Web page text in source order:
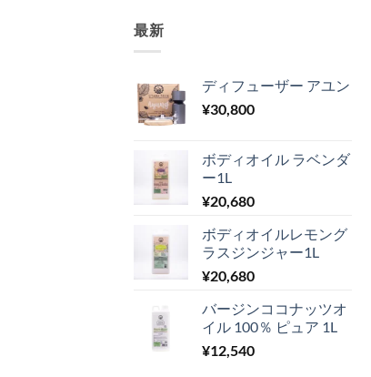
最新
ディフューザー アユン
¥30,800
ボディオイル ラベンダ
ー1L
¥20,680
ボディオイルレモング
ラスジンジャー1L
¥20,680
バージンココナッツオ
イル 100％ ピュア 1L
¥12,540